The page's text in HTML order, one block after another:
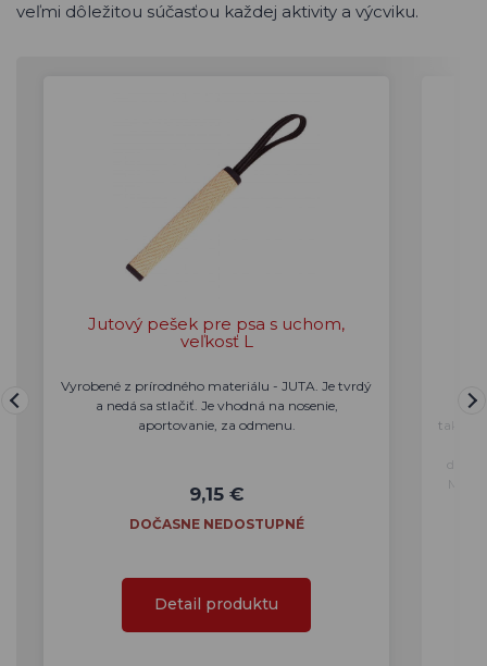
veľmi dôležitou súčasťou každej aktivity a výcviku.
Jutový pešek pre psa s uchom,
veľkosť L
Vyrobené z prírodného materiálu - JUTA. Je tvrdý
a nedá sa stlačiť. Je vhodná na nosenie,
aportovanie, za odmenu.
9,15 €
DOČASNE NEDOSTUPNÉ
Detail produktu
takže